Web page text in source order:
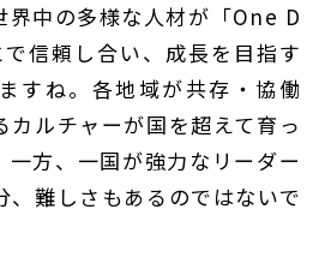
界中の多様な人材が「One D
信頼し合い、成長を目指す
すね。各地域が共存・協働
カルチャーが国を超えて育っ
一方、一国が強力なリーダー
、難しさもあるのではないで